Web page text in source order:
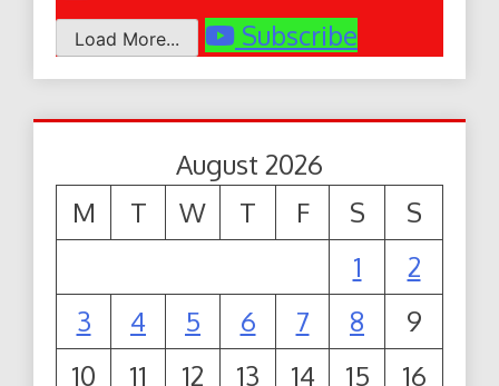
Load More... Subscribe
August 2026
M
T W T F S
S
1
2
3
4 5 6 7 8
9
10
11 12 13 14 15 16